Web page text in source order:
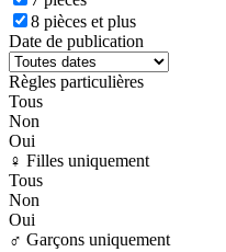
8 pièces et plus
Date de publication
Règles particulières
Tous
Non
Oui
♀️ Filles uniquement
Tous
Non
Oui
♂️ Garçons uniquement